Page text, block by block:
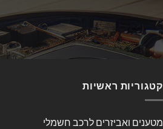
קטגוריות ראשיות
מטענים ואביזרים לרכב חשמלי